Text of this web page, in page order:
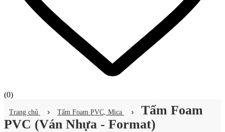
(0)
Trang chủ Tấm Foam PVC, Mica
Tấm Foam
PVC (Ván Nhựa - Format)